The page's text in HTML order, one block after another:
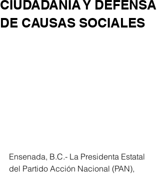
CIUDADANÍA Y DEFENSA
DE CAUSAS SOCIALES
Ensenada, B.C.- La Presidenta Estatal
del Partido Acción Nacional (PAN),